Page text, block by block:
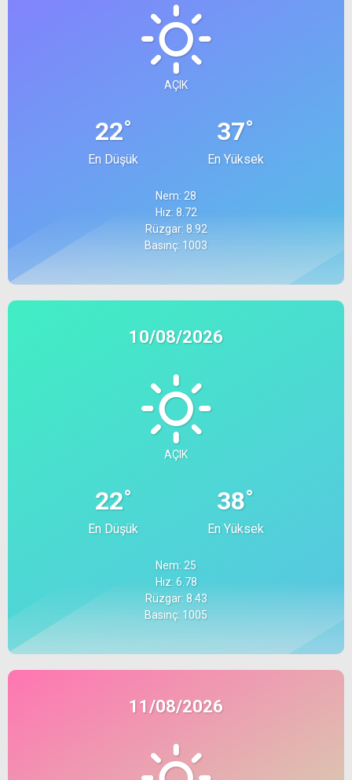
AÇIK
22°
En Düşük
37°
En Yüksek
Nem: 28
Hız: 8.72
Rüzgar: 8.92
Basınç: 1003
10/08/2026
AÇIK
22°
En Düşük
38°
En Yüksek
Nem: 25
Hız: 6.78
Rüzgar: 8.43
Basınç: 1005
11/08/2026